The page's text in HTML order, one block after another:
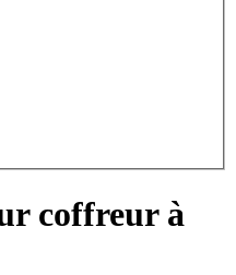
coffreur à